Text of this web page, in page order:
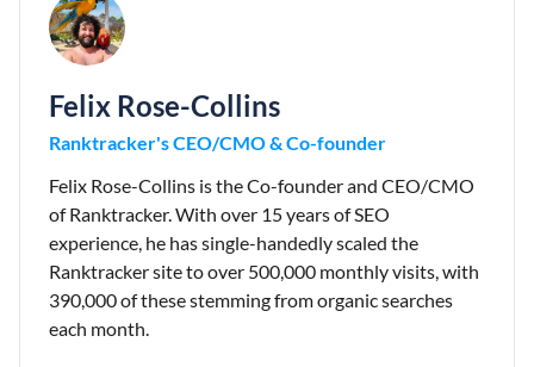
Felix Rose-Collins
Ranktracker's CEO/CMO & Co-founder
Felix Rose-Collins is the Co-founder and CEO/CMO
of Ranktracker. With over 15 years of SEO
experience, he has single-handedly scaled the
Ranktracker site to over 500,000 monthly visits, with
390,000 of these stemming from organic searches
each month.